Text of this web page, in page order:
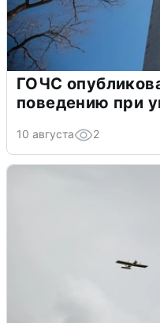
ГОЧС
поведению при
10 августа 2